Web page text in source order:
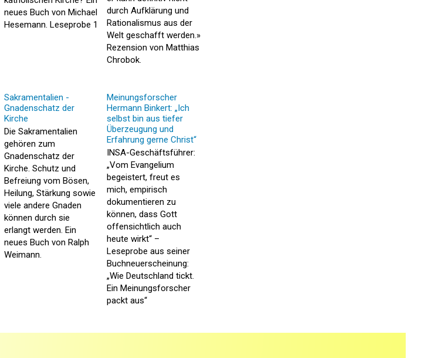
neues Buch von Michael
Hesemann. Leseprobe 1
durch Aufklärung und
Rationalismus aus der
Welt geschafft werden.»
Rezension von Matthias
Chrobok.
Sakramentalien -
Gnadenschatz der
Kirche
Die Sakramentalien
gehören zum
Gnadenschatz der
Kirche. Schutz und
Befreiung vom Bösen,
Heilung, Stärkung sowie
viele andere Gnaden
können durch sie
erlangt werden. Ein
neues Buch von Ralph
Weimann.
Meinungsforscher
Hermann Binkert: „Ich
selbst bin aus tiefer
Überzeugung und
Erfahrung gerne Christ“
INSA-Geschäftsführer:
„Vom Evangelium
begeistert, freut es
mich, empirisch
dokumentieren zu
können, dass Gott
offensichtlich auch
heute wirkt“ –
Leseprobe aus seiner
Buchneuerscheinung:
„Wie Deutschland tickt.
Ein Meinungsforscher
packt aus“